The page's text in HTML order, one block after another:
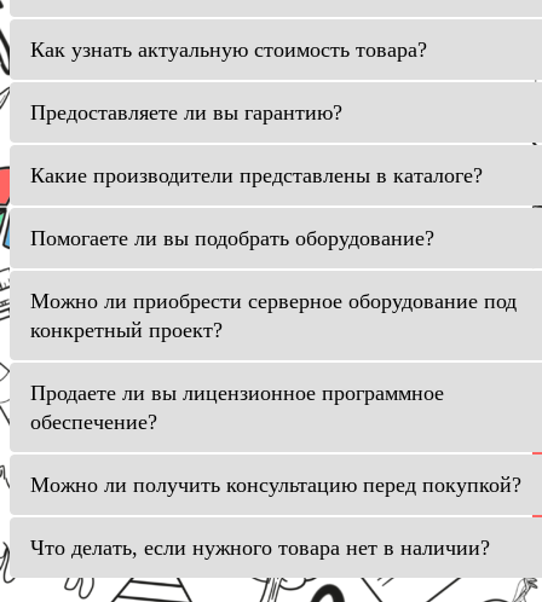
Как узнать актуальную стоимость товара?
Предоставляете ли вы гарантию?
Какие производители представлены в каталоге?
Помогаете ли вы подобрать оборудование?
Можно ли приобрести серверное оборудование под
конкретный проект?
Продаете ли вы лицензионное программное
обеспечение?
Можно ли получить консультацию перед покупкой?
Что делать, если нужного товара нет в наличии?